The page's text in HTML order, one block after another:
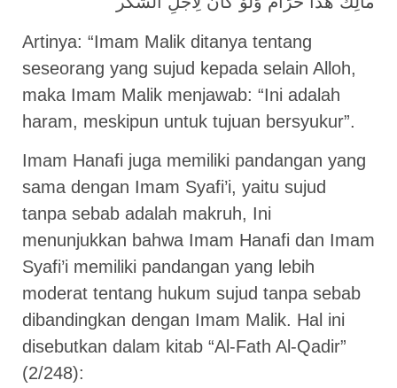
Artinya: “Imam Malik ditanya tentang
seseorang yang sujud kepada selain Alloh,
maka Imam Malik menjawab: “Ini adalah
haram, meskipun untuk tujuan bersyukur”.
Imam Hanafi juga memiliki pandangan yang
sama dengan Imam Syafi’i, yaitu sujud
tanpa sebab adalah makruh, Ini
menunjukkan bahwa Imam Hanafi dan Imam
Syafi’i memiliki pandangan yang lebih
moderat tentang hukum sujud tanpa sebab
dibandingkan dengan Imam Malik. Hal ini
disebutkan dalam kitab “Al-Fath Al-Qadir”
(2/248):